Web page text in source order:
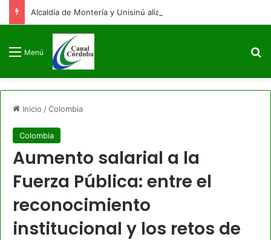
Menú
Inicio /Colombia
Colombia
Aumento salarial a la
Fuerza Pública: entre el
reconocimiento
institucional y los retos de